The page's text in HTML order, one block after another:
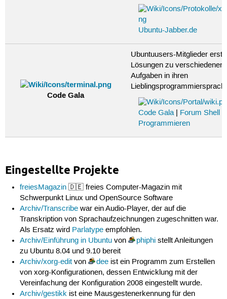
Ubuntu-Jabber.de
Code Gala
Ubuntuusers-Mitglieder
Lösungen zu verschiedenen
Aufgaben in ihren
Code Gala| Forum Shell
Programmieren
Eingestellte Projekte
freiesMagazin 🇩🇪 freies Computer-Magazin mit
Schwerpunkt Linux und OpenSource Software
Archiv/Transcribe war ein Audio-Player, der auf die
Transkription von Sprachaufzeichnungen zugeschnitten war.
Als Ersatz wird Parlatype empfohlen.
Archiv/Einführung in Ubuntu von phiphi stellt Anleitungen
zu Ubuntu 8.04 und 9.10 bereit
Archiv/xorg-edit von dee ist ein Programm zum Erstellen
von xorg-Konfigurationen, dessen Entwicklung mit der
Vereinfachung der Konfiguration 2008 eingestellt wurde.
Archiv/gestikk ist eine Mausgestenerkennung für den